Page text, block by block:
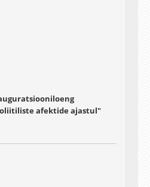
afektide ajastul"